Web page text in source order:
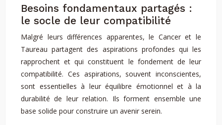
Besoins fondamentaux partagés :
le socle de leur compatibilité
Malgré leurs différences apparentes, le Cancer et le
Taureau partagent des aspirations profondes qui les
rapprochent et qui constituent le fondement de leur
compatibilité. Ces aspirations, souvent inconscientes,
sont essentielles à leur équilibre émotionnel et à la
durabilité de leur relation. Ils forment ensemble une
base solide pour construire un avenir serein.